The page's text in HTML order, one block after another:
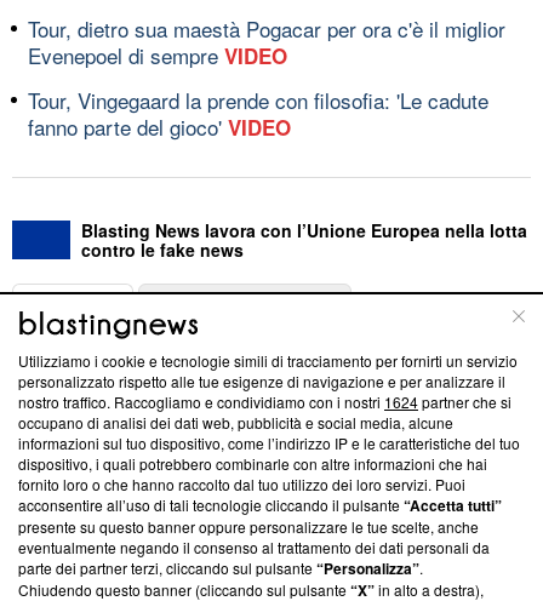
Tour, dietro sua maestà Pogacar per ora c'è il miglior
Evenepoel di sempre VIDEO
Tour, Vingegaard la prende con filosofia: 'Le cadute
fanno parte del gioco' VIDEO
Blasting News lavora con l’Unione Europea nella lotta
contro le fake news
ABOUT
Questa sezione offre informazioni trasparenti su Blasting
News, sui nostri processi editoriali e su come ci impegniamo a
creare news di qualità. Inoltre, afferma la nostra aderenza a
‘Trust Project - News with Integrity’Blasting News non è
ancora membro del programma, ma ha richiesto di farne
parte; Trust Project non ha ancora effettuato una verifica di
conformità agli standard.
Su di noi
Utilizziamo i cookie e tecnologie simili di tracciamento per fornirti un servizio
personalizzato rispetto alle tue esigenze di navigazione e per analizzare il
nostro traffico. Raccogliamo e condividiamo con i nostri 1624partner che si
occupano di analisi dei dati web, pubblicità e social media, alcune
informazioni sul tuo dispositivo, come l’indirizzo IP e le caratteristiche del tuo
dispositivo, i quali potrebbero combinarle con altre informazioni che hai
fornito loro o che hanno raccolto dal tuo utilizzo dei loro servizi. Puoi
acconsentire all’uso di tali tecnologie cliccando il pulsante“Accetta tutti”
presente su questo banner oppure personalizzare le tue scelte, anche
eventualmente negando il consenso al trattamento dei dati personali da
parte dei partner terzi, cliccando sul pulsante“Personalizza”.
Chiudendo questo banner (cliccando sul pulsante“X”in alto a destra),